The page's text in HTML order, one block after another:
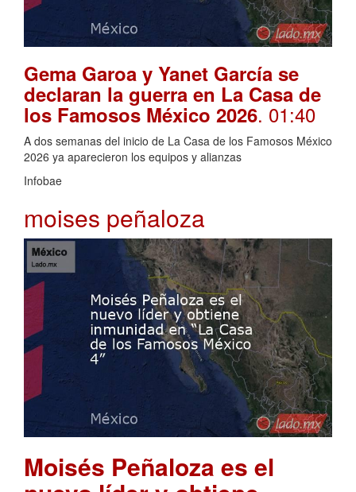
Gema Garoa y Yanet García se
declaran la guerra en La Casa de
los Famosos México 2026. 01:40
A dos semanas del inicio de La Casa de los Famosos México
2026 ya aparecieron los equipos y alianzas
Infobae
moises peñaloza
Moisés Peñaloza es el